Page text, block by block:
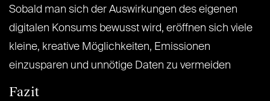
Sobald man sich der Auswirkungen des eigenen
digitalen Konsums bewusst wird, eröffnen sich viele
kleine, kreative Möglichkeiten, Emissionen
einzusparen und unnötige Daten zu vermeiden
Fazit